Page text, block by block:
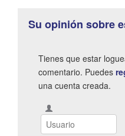
Su opinión sobre
Tienes que estar
comentario. Puedes
una cuenta creada.